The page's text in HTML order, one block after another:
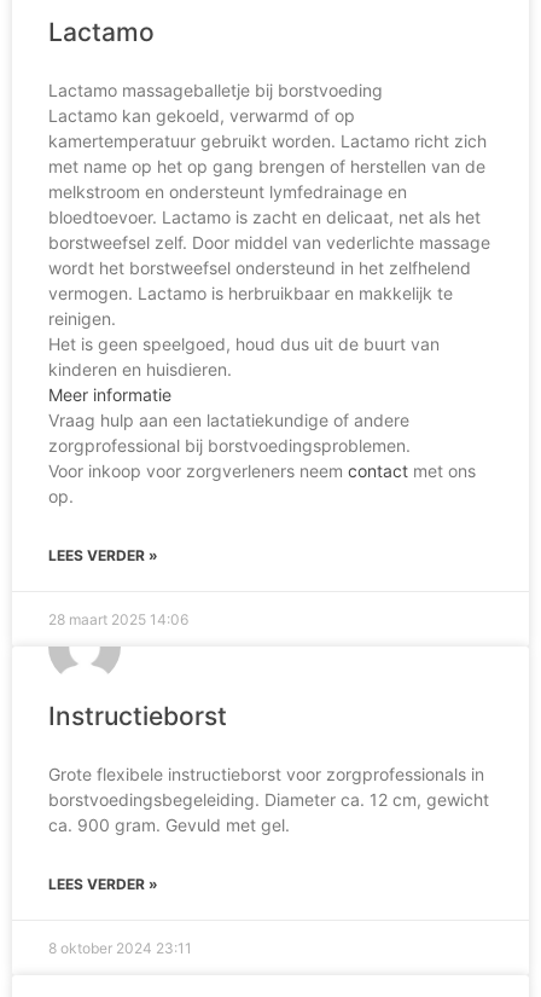
Lactamo
Lactamo massageballetje bij borstvoeding
Lactamo kan gekoeld, verwarmd of op
kamertemperatuur gebruikt worden. Lactamo richt zich
met name op het op gang brengen of herstellen van de
melkstroom en ondersteunt lymfedrainage en
bloedtoevoer. Lactamo is zacht en delicaat, net als het
borstweefsel zelf. Door middel van vederlichte massage
wordt het borstweefsel ondersteund in het zelfhelend
vermogen. Lactamo is herbruikbaar en makkelijk te
reinigen.
Het is geen speelgoed, houd dus uit de buurt van
kinderen en huisdieren.
Meer informatie
Vraag hulp aan een lactatiekundige of andere
zorgprofessional bij borstvoedingsproblemen.
Voor inkoop voor zorgverleners neem contact met ons
op.
LEES VERDER »
28 maart 2025 14:06
Instructieborst
Grote flexibele instructieborst voor zorgprofessionals in
borstvoedingsbegeleiding. Diameter ca. 12 cm, gewicht
ca. 900 gram. Gevuld met gel.
LEES VERDER »
8 oktober 2024 23:11